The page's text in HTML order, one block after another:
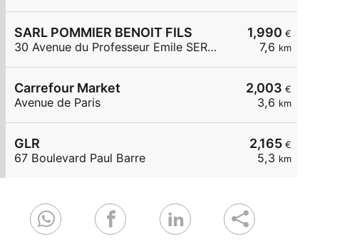
1,990 €
7,6 km
SARL POMMIER BENOIT FILS
30 Avenue du Professeur Emile SERGENT
2,003 €
3,6 km
Carrefour Market
Avenue de Paris
2,165 €
5,3 km
GLR
67 Boulevard Paul Barre